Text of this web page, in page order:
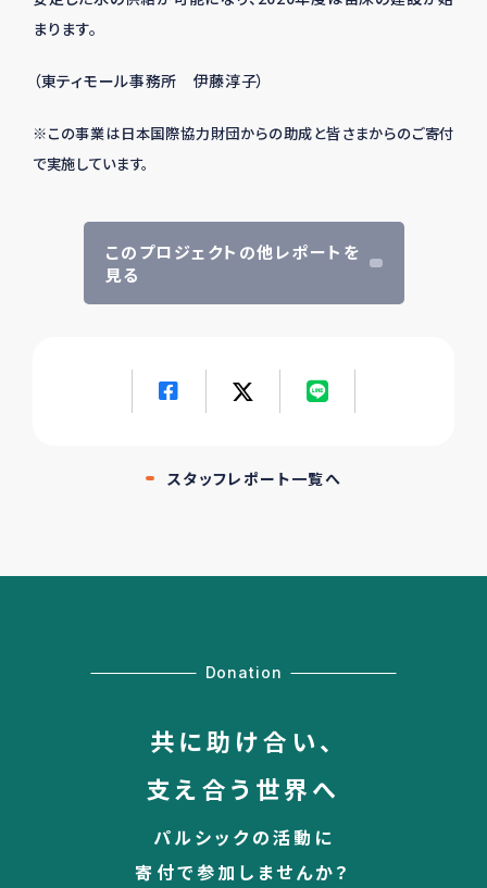
まります。
（東ティモール事務所 伊藤淳子）
※この事業は日本国際協力財団からの助成と皆さまからのご寄付
で実施しています。
このプロジェクトの他レポートを
見る
スタッフレポート一覧へ
Donation
共に助け合い、
支え合う世界へ
パルシックの活動に
寄付で参加しませんか？